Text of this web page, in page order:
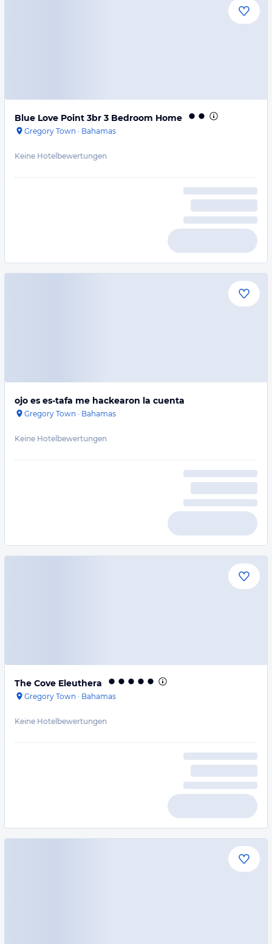
Blue Love Point 3br 3 Bedroom Home
Gregory Town · Bahamas
Keine Hotelbewertungen
ojo es es-tafa me hackearon la cuenta
Gregory Town · Bahamas
Keine Hotelbewertungen
The Cove Eleuthera
Gregory Town · Bahamas
Keine Hotelbewertungen